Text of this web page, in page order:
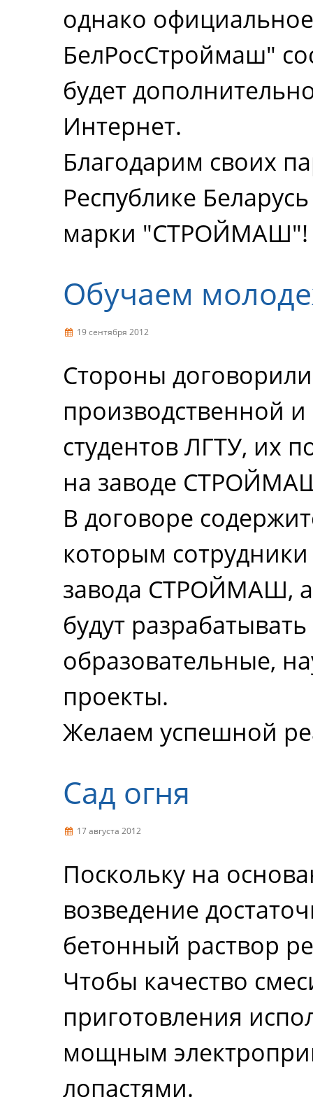
однако
БелРосСтроймаш"
будет
Интернет.
Благодарим своих
Республике
марки "СТРОЙМАШ"!
Обучаем
19 сентября 2012
Стороны
производственной
студентов ЛГТУ, их
на заводе
В договоре
которым
завода СТРОЙМАШ, а
будут
образовательные,
проекты.
Желаем успешной
Сад огня
17 августа 2012
Поскольку на
возведение
бетонный раствор
Чтобы качество
приготовления
мощным
лопастями.